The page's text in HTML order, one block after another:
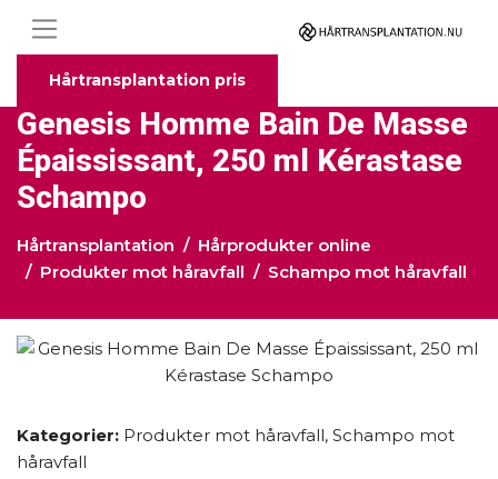
Hårtransplantation pris
Genesis Homme Bain De Masse
Épaississant, 250 ml Kérastase
Schampo
Hårtransplantation
Hårprodukter online
Produkter mot håravfall
Schampo mot håravfall
Kategorier: Produkter mot håravfall, Schampo mot
håravfall